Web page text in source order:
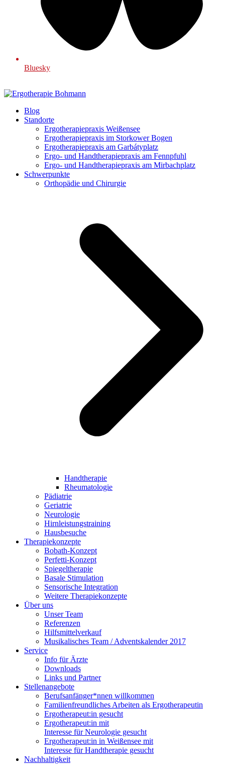
Bluesky
Blog
Standorte
Ergotherapiepraxis Weißensee
Ergotherapiepraxis im Storkower Bogen
Ergotherapiepraxis am Garbátyplatz
Ergo- und Handtherapiepraxis am Fennpfuhl
Ergo- und Handtherapiepraxis am Mirbachplatz
Schwerpunkte
Orthopädie und Chirurgie
Handtherapie
Rheumatologie
Pädiatrie
Geriatrie
Neurologie
Hirnleistungstraining
Hausbesuche
Therapiekonzepte
Bobath-Konzept
Perfetti-Konzept
Spiegeltherapie
Basale Stimulation
Sensorische Integration
Weitere Therapiekonzepte
Über uns
Unser Team
Referenzen
Hilfsmittelverkauf
Musikalisches Team / Adventskalender 2017
Service
Info für Ärzte
Downloads
Links und Partner
Stellenangebote
Berufsanfänger*nnen willkommen
Familienfreundliches Arbeiten als Ergotherapeutin
Ergotherapeut:in gesucht
Ergotherapeut:in mit
Interesse für Neurologie gesucht
Ergotherapeut:in in Weißensee mit
Interesse für Handtherapie gesucht
Nachhaltigkeit